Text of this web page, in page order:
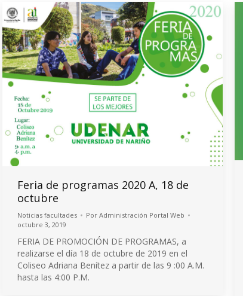
Feria de programas 2020 A, 18 de
octubre
Noticias facultades Por Administración Portal Web
octubre 3, 2019
FERIA DE PROMOCIÓN DE PROGRAMAS, a
realizarse el día 18 de octubre de 2019 en el
Coliseo Adriana Benítez a partir de las 9 :00 A.M.
hasta las 4:00 P.M.